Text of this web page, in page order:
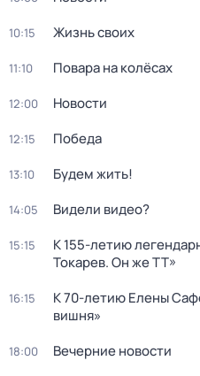
10:15 Жизнь своих
11:10 Повара на колёсах
12:00 Новости
12:15 Победа
13:10 Будем жить!
14:05 Видели видео?
15:15
К 155-летию
Токарев. Он же ТТ»
16:15
К 70-летию Елены
вишня»
18:00 Вечерние новости